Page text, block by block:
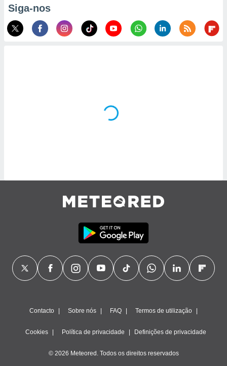
não
o
e
como a
possam
Siga-nos
Contacto Sobre nós FAQ Termos de utilização
Cookies Política de privacidade Definições de privacidade
© 2026 Meteored. Todos os direitos reservados